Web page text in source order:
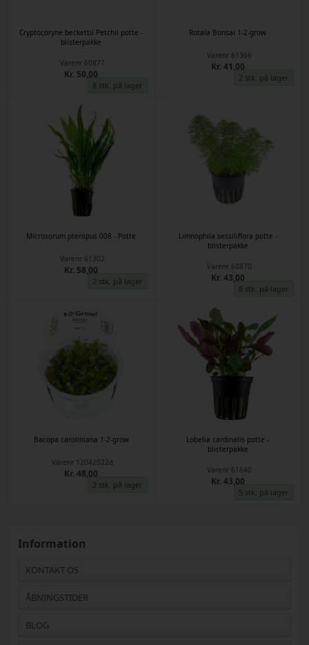
8 stk. på lager
Cryptocoryne beckettii Petchii potte -
blisterpakke
Varenr 60877
Kr. 50,00 2 stk. på lager
Rotala Bonsai 1-2-grow
Varenr 61366
Kr. 41,00
2 stk. på lager
Microsorum pteropus 008 - Potte
Varenr 61302
Kr. 58,00
8 stk. på lager
Limnophila sessiliflora potte -
blisterpakke
Varenr 60870
Kr. 43,00
2 stk. på lager
Bacopa caroliniana 1-2-grow
Varenr 12042022d
Kr. 48,00
5 stk. på lager
Lobelia cardinalis potte -
blisterpakke
Varenr 61640
Kr. 43,00
Information
KONTAKT OS
ÅBNINGSTIDER
BLOG